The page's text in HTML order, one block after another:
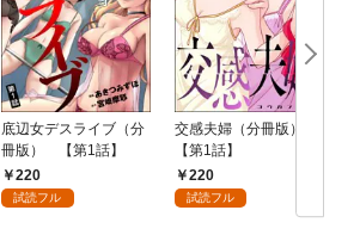
底辺女デスライブ（分
冊版） 【第1話】
220
試読フル
交感夫婦（分冊版）
【第1話】
220
試読フル